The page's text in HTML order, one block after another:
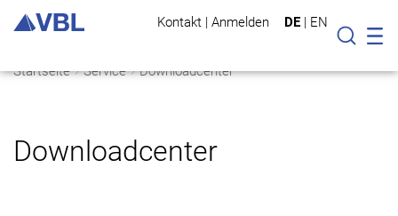
Kontakt | Anmelden DE | EN
Suche
Startseite Service Downloadcenter
Downloadcenter